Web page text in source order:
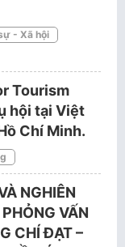
- Xã hội
Tourism
hội tại Việt
Chí Minh.
NGHIÊN
VẤN
CHÍ ĐẠT –